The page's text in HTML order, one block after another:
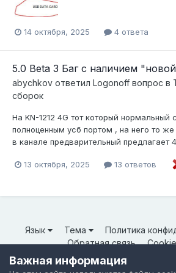
14 октября, 2025 4 ответа
5.0 Beta 3 Баг с наличием
abychkov ответил Logonoff вопрос в
сборок
На KN-1212 4G тот который нормальный
полноценным усб портом , на него то
в канале предварительный предлагает
13 октября, 2025 13 ответов
Язык Тема
Политика
Обратная связь
© ООО «Неткрейз»
Powered by Invision
Важная информация